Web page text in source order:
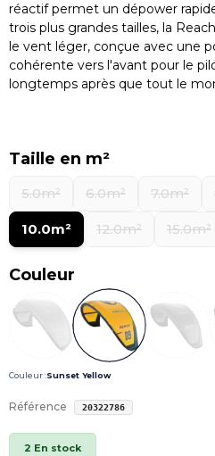
réactif permet un dépower
trois plus grandes tailles, la
le vent léger, conçue avec une
cohérente vers l'avant pour le
longtemps après que tout le
Taille en m²
5.0m² 6.0m² 7.0m²
10.0m² 12.0m² 15.0m²
Couleur
Couleur :Sunset Yellow
Référence 20322786
2 En stock